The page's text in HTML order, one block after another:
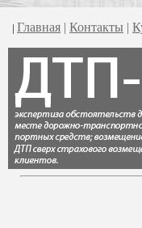
| Главная | Контакты |